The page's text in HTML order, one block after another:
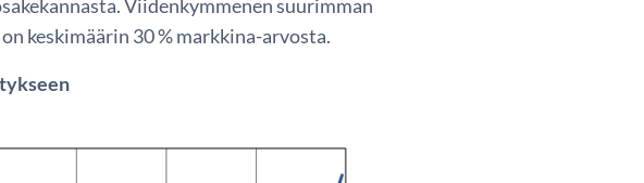
Viidenkymmenen suurimman
keskimäärin 30 % markkina-arvosta.